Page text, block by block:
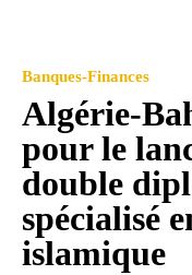
Banques-Finances
Algérie-
pour le
double
spécialisé
islamique